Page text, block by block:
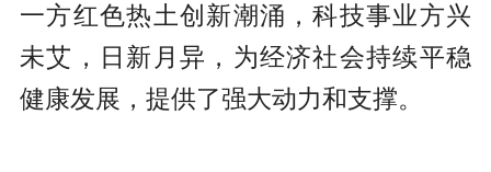
一方红色热土创新潮涌，科技事业方兴
未艾，日新月异，为经济社会持续平稳
健康发展，提供了强大动力和支撑。